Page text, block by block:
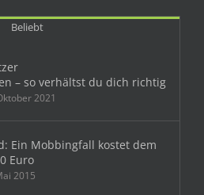
Beliebt
– so verhältst du dich richtig
2021
Ein Mobbingfall kostet dem
Euro
2015